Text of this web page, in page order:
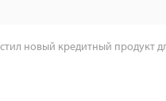
новый кредитный продукт